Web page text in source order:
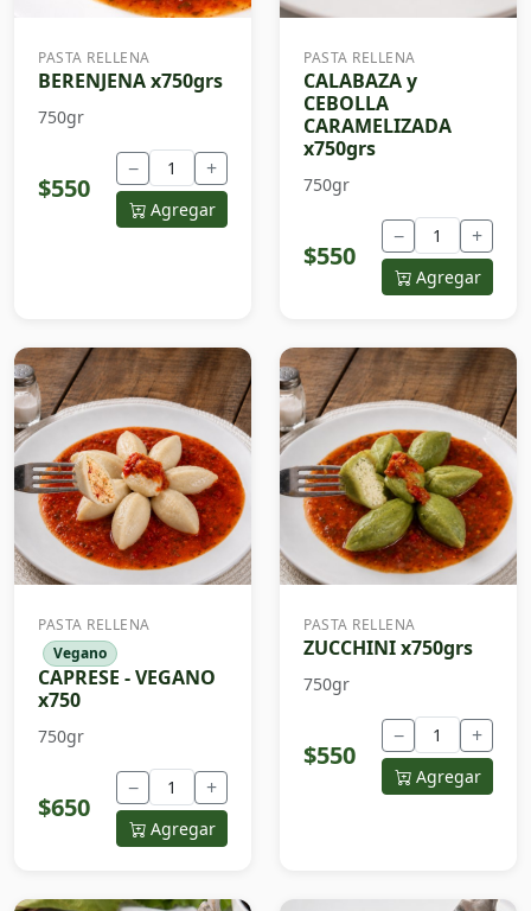
PASTA RELLENA
BERENJENA x750grs
750gr
$550
− +
Agregar
PASTA RELLENA
CALABAZA y
CEBOLLA
CARAMELIZADA
x750grs
750gr
$550
− +
Agregar
PASTA RELLENA
Vegano
CAPRESE - VEGANO
x750
750gr
$650
− +
Agregar
PASTA RELLENA
ZUCCHINI x750grs
750gr
$550
− +
Agregar